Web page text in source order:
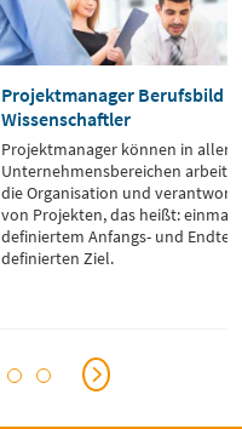
Projektmanager Berufsbild
Wissenschaftler
Projektmanager können in allen
Unternehmensbereichen
die Organisation und
von Projekten, das heißt:
definiertem Anfangs- und
definierten Ziel.